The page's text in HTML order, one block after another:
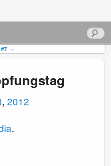
Suchen
#7 →
,2012
.